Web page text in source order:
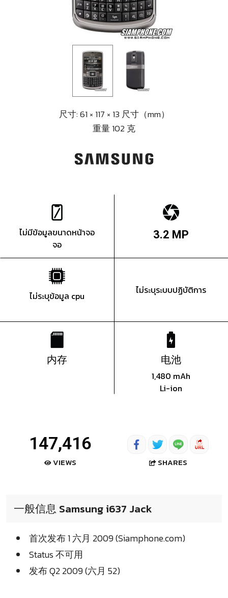
尺寸: 61 × 117 × 13 尺寸（mm）
重量 102 克
ไม่มีข้อมูลขนาดหน้าจอ
จอ
3.2 MP
ไม่ระบุข้อมูล cpu ไม่ระบุระบบปฏิบัติการ
内存 电池
1,480 mAh
Li-ion
147,416
VIEWS SHARES
一般信息 Samsung i637 Jack
首次发布 1 六月 2009 (Siamphone.com)
Status 不可用
发布 Q2 2009 (六月 52)